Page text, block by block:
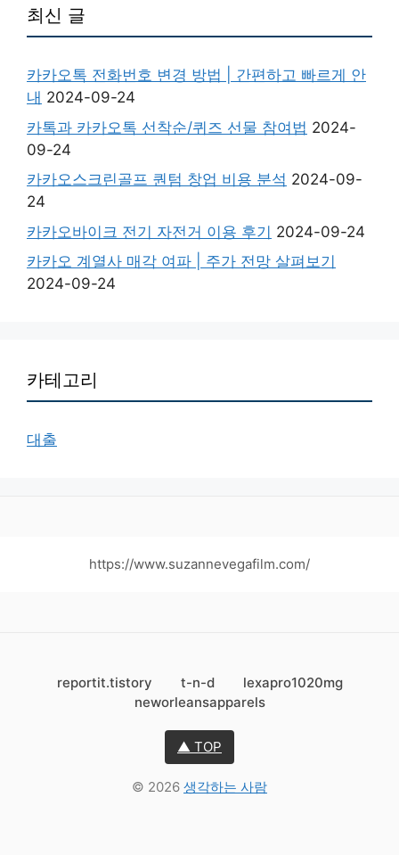
최신 글
카카오톡 전화번호 변경 방법 | 간편하고 빠르게 안
내 2024-09-24
카톡과 카카오톡 선착순/퀴즈 선물 참여법 2024-
09-24
카카오스크린골프 퀀텀 창업 비용 분석 2024-09-
24
카카오바이크 전기 자전거 이용 후기 2024-09-24
카카오 계열사 매각 여파 | 주가 전망 살펴보기
2024-09-24
카테고리
대출
https://www.suzannevegafilm.com/
reportit.tistory t-n-d
lexapro1020mg
neworleansapparels
▲ TOP
© 2026 생각하는 사람